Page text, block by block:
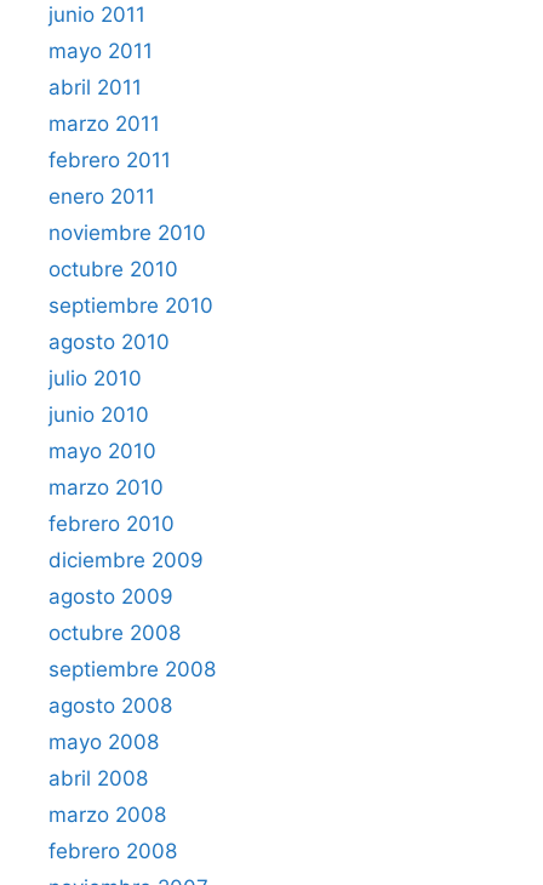
junio 2011
mayo 2011
abril 2011
marzo 2011
febrero 2011
enero 2011
noviembre 2010
octubre 2010
septiembre 2010
agosto 2010
julio 2010
junio 2010
mayo 2010
marzo 2010
febrero 2010
diciembre 2009
agosto 2009
octubre 2008
septiembre 2008
agosto 2008
mayo 2008
abril 2008
marzo 2008
febrero 2008